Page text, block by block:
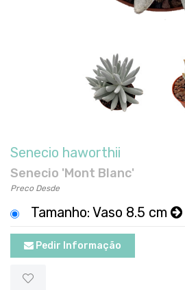
Senecio haworthii
Senecio 'Mont Blanc'
Preco Desde
Tamanho: Vaso 8.5 cm
Pedir Informação